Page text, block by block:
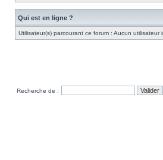
Qui est en ligne ?
Utilisateur(s) parcourant ce forum : Aucun utilisateur
Recherche de :